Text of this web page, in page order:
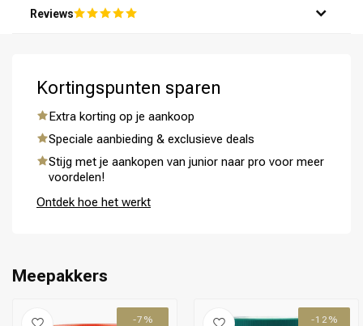
Reviews
Kortingspunten sparen
Extra korting op je aankoop
Speciale aanbieding & exclusieve deals
Stijg met je aankopen van junior naar pro voor meer
voordelen!
Ontdek hoe het werkt
Meepakkers
-7% -12%